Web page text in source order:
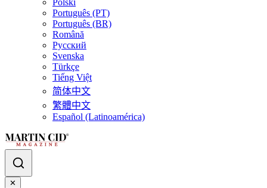
Polski
Português (PT)
Português (BR)
Română
Русский
Svenska
Türkçe
Tiếng Việt
简体中文
繁體中文
Español (Latinoamérica)
✕